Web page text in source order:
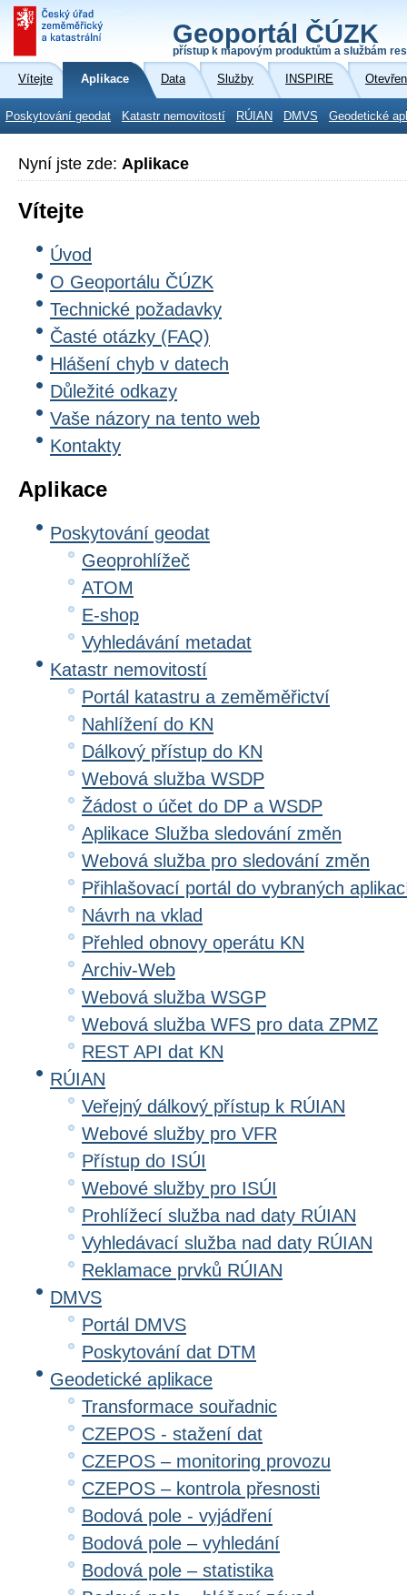
Geoportál ČÚZK
přístup k mapovým produktům a službám
Vítejte Aplikace Data Služby INSPIRE
Poskytování geodat Katastr nemovitostí RÚIAN DMVS Geodetické
Nyní jste zde: Aplikace
Vítejte
Úvod
O Geoportálu ČÚZK
Technické požadavky
Časté otázky (FAQ)
Hlášení chyb v datech
Důležité odkazy
Vaše názory na tento web
Kontakty
Aplikace
Poskytování geodat
Geoprohlížeč
ATOM
E-shop
Vyhledávání metadat
Katastr nemovitostí
Portál katastru a zeměměřictví
Nahlížení do KN
Dálkový přístup do KN
Webová služba WSDP
Žádost o účet do DP a WSDP
Aplikace Služba sledování změn
Webová služba pro sledování změn
Přihlašovací portál do vybraných
Návrh na vklad
Přehled obnovy operátu KN
Archiv-Web
Webová služba WSGP
Webová služba WFS pro data ZPMZ
REST API dat KN
RÚIAN
Veřejný dálkový přístup k RÚIAN
Webové služby pro VFR
Přístup do ISÚI
Webové služby pro ISÚI
Prohlížecí služba nad daty RÚIAN
Vyhledávací služba nad daty RÚIAN
Reklamace prvků RÚIAN
DMVS
Portál DMVS
Poskytování dat DTM
Geodetické aplikace
Transformace souřadnic
CZEPOS - stažení dat
CZEPOS – monitoring provozu
CZEPOS – kontrola přesnosti
Bodová pole - vyjádření
Bodová pole – vyhledání
Bodová pole – statistika